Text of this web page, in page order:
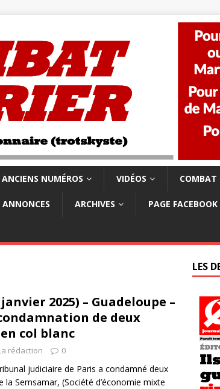
ANCIENS NUMÉROS VIDÉOS COMBAT
ANNONCES ARCHIVES PAGE FACEBOOK
janvier 2025) – Guadeloupe –
de deux
col blanc
rédaction 0
judiciaire de Paris a condamné deux
la Semsamar, (Société d’économie mixte
LES